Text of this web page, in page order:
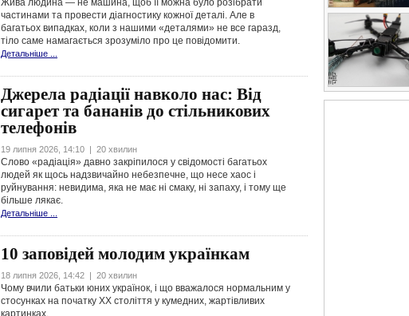
частинами та провести діагностику кожної деталі. Але в
багатьох випадках, коли з нашими «деталями» не все гаразд,
тіло саме намагається зрозуміло про це повідомити.
Детальніше ...
Джерела радіації навколо нас: Від
сигарет та бананів до стільникових
телефонів
19 липня 2026, 14:10 | 20 хвилин
Слово «радіація» давно закріпилося у свідомості багатьох
людей як щось надзвичайно небезпечне, що несе хаос і
руйнування: невидима, яка не має ні смаку, ні запаху, і тому ще
більше лякає.
Детальніше ...
10 заповідей молодим українкам
18 липня 2026, 14:42 | 20 хвилин
Чому вчили батьки юних українок, і що вважалося нормальним у
стосунках на початку XX століття у кумедних, жартівливих